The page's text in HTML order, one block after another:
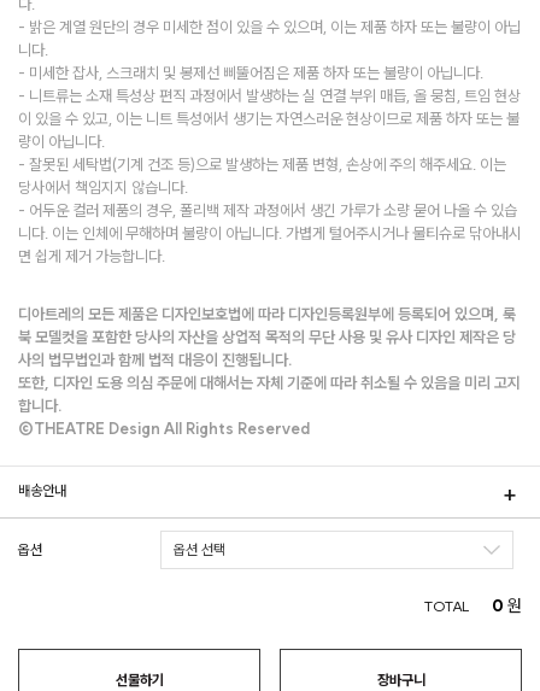
다.
- 밝은 계열 원단의 경우 미세한 점이 있을 수 있으며, 이는 제품 하자 또는 불량이 아닙
니다.
- 미세한 잡사, 스크래치 및 봉제선 삐뚤어짐은 제품 하자 또는 불량이 아닙니다.
- 니트류는 소재 특성상 편직 과정에서 발생하는 실 연결 부위 매듭, 올 뭉침, 트임 현상
이 있을 수 있고, 이는 니트 특성에서 생기는 자연스러운 현상이므로 제품 하자 또는 불
량이 아닙니다.
- 잘못된 세탁법(기계 건조 등)으로 발생하는 제품 변형, 손상에 주의 해주세요. 이는
당사에서 책임지지 않습니다.
- 어두운 컬러 제품의 경우, 폴리백 제작 과정에서 생긴 가루가 소량 묻어 나올 수 있습
니다. 이는 인체에 무해하며 불량이 아닙니다. 가볍게 털어주시거나 물티슈로 닦아내시
면 쉽게 제거 가능합니다.
디아트레의 모든 제품은 디자인보호법에 따라 디자인등록원부에 등록되어 있으며, 룩
북 모델컷을 포함한 당사의 자산을 상업적 목적의 무단 사용 및 유사 디자인 제작은 당
사의 법무법인과 함께 법적 대응이 진행됩니다.
또한, 디자인 도용 의심 주문에 대해서는 자체 기준에 따라 취소될 수 있음을 미리 고지
합니다.
©THEATRE Design All Rights Reserved
배송안내
옵션
TOTAL 0 원
선물하기 장바구니